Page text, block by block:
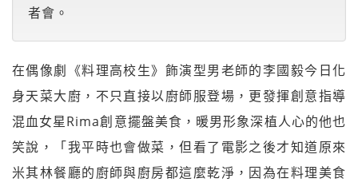
者會。
在偶像劇《料理高校生》飾演型男老師的李國毅今日化
身天菜大廚，不只直接以廚師服登場，更發揮創意指導
混血女星Rima創意擺盤美食，暖男形象深植人心的他也
笑說，「我平時也會做菜，但看了電影之後才知道原來
米其林餐廳的廚師與廚房都這麼乾淨，因為在料理美食